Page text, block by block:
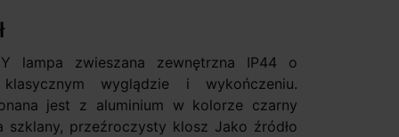
lampa zwieszana zewnętrzna IP44 o
klasycznym wyglądzie i wykończeniu.
jest z aluminium w kolorze czarny
szklany, przeźroczysty klosz Jako źródło